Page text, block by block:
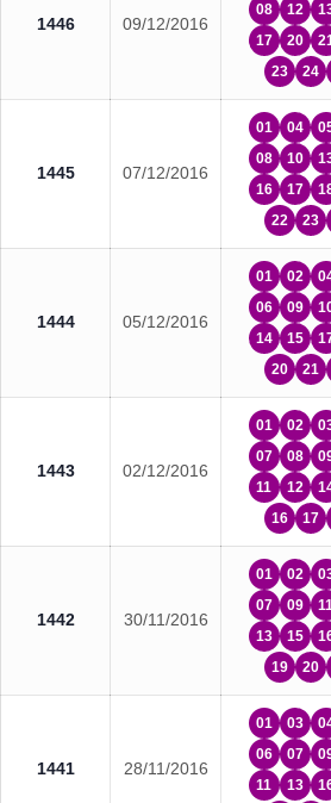
1446 09/12/2016
08
12
17
20
23
24
1445 07/12/2016
01 04
08
10
16
17
22
23
1444 05/12/2016
01 02
06
09
14
15
20
21
1443 02/12/2016
01 02
07
08
11
12
16
17
1442 30/11/2016
01 02
07
09
13
15
19
20
1441 28/11/2016
01 03
06
07
11
13